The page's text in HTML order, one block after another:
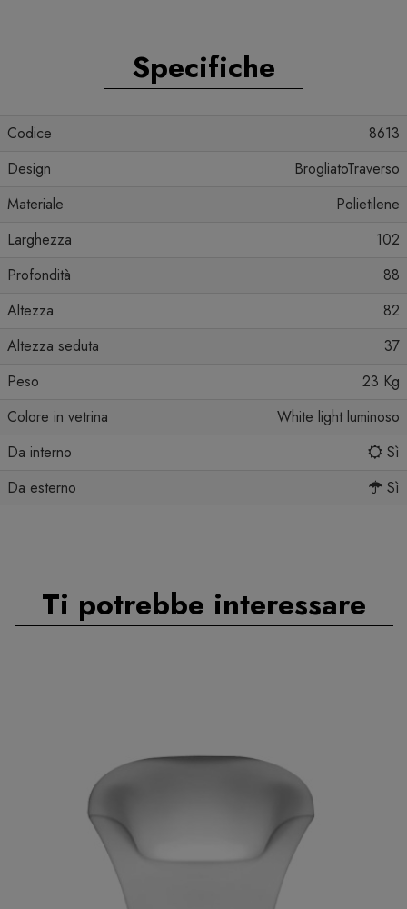
Specifiche
Codice
8613
Design
BrogliatoTraverso
Materiale
Polietilene
Larghezza
102
Profondità
88
Altezza
82
Altezza seduta
37
Peso
23 Kg
Colore in vetrina
White light luminoso
Da interno
Sì
Da esterno
Sì
Ti potrebbe interessare